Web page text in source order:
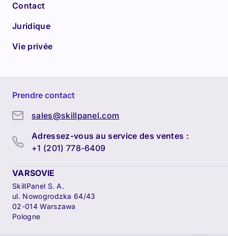
Contact
Juridique
Vie privée
Prendre contact
sales@skillpanel.com
Adressez-vous au service des ventes :
+1 (201) 778-6409
VARSOVIE
SkillPanel S. A.
ul. Nowogrodzka 64/43
02-014 Warszawa
Pologne